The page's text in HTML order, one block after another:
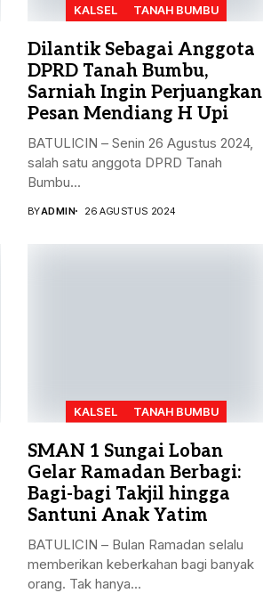
KALSEL TANAH BUMBU
Dilantik Sebagai Anggota
DPRD Tanah Bumbu,
Sarniah Ingin Perjuangkan
Pesan Mendiang H Upi
BATULICIN – Senin 26 Agustus 2024,
salah satu anggota DPRD Tanah
Bumbu...
BYADMIN 26 AGUSTUS 2024
KALSEL TANAH BUMBU
SMAN 1 Sungai Loban
Gelar Ramadan Berbagi:
Bagi-bagi Takjil hingga
Santuni Anak Yatim
BATULICIN – Bulan Ramadan selalu
memberikan keberkahan bagi banyak
orang. Tak hanya...